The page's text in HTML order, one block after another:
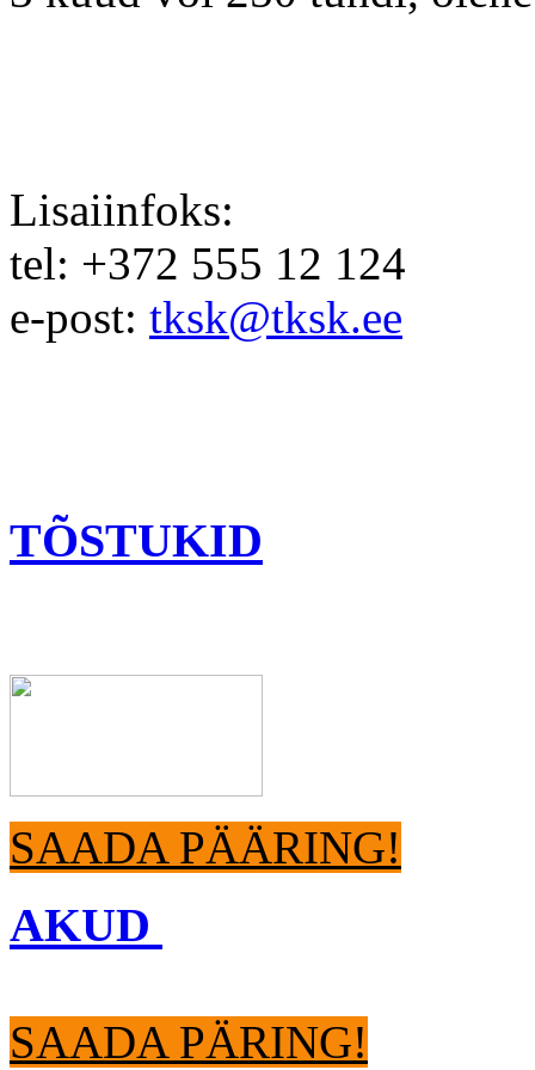
Lisaiinfoks:
tel: +372 555 12 124
e-post: tksk@tksk.ee
TÕSTUKID
SAADA PÄÄRING!
AKUD
SAADA PÄRING!